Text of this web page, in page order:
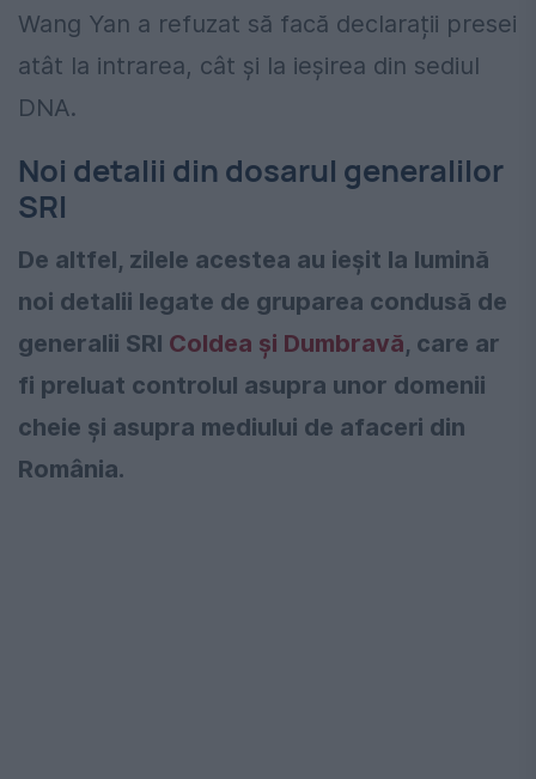
Wang Yan a refuzat să facă declarații presei
atât la intrarea, cât și la ieșirea din sediul
DNA.
Noi detalii din dosarul generalilor
SRI
De altfel, zilele acestea au ieșit la lumină
noi detalii legate de gruparea condusă de
generalii SRI Coldea și Dumbravă, care ar
fi preluat controlul asupra unor domenii
cheie și asupra mediului de afaceri din
România.